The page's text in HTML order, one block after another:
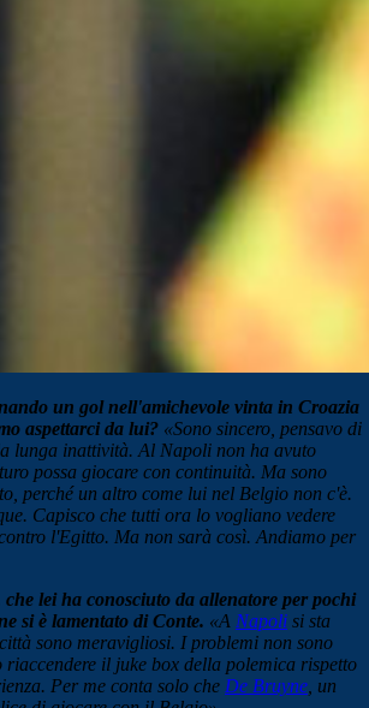
un gol nell'amichevole vinta in Croazia
aspettarci da lui? «Sono sincero, pensavo di
lunga inattività. Al Napoli non ha avuto
possa giocare con continuità. Ma sono
perché un altro come lui nel Belgio non c'è.
Capisco che tutti ora lo vogliano vedere
l'Egitto. Ma non sarà così. Andiamo per
lei ha conosciuto da allenatore per pochi
si è lamentato di Conte. «A Napoli si sta
sono meravigliosi. I problemi non sono
il juke box della polemica rispetto
Per me conta solo che De Bruyne , un